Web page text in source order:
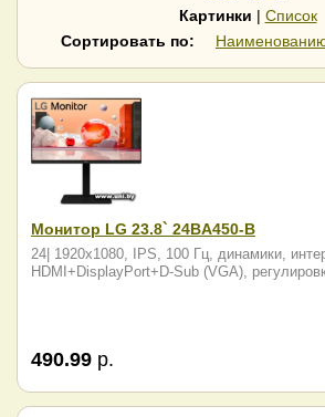
RDW
Samsung
Vandor
ViewSonic
Xiaomi
Картинки | Список
Сортировать по:
Монитор LG 23.8` 24BA450-B
24| 1920x1080, IPS, 100 Гц, динамики,
HDMI+DisplayPort+D-Sub (VGA),
490.99 р.